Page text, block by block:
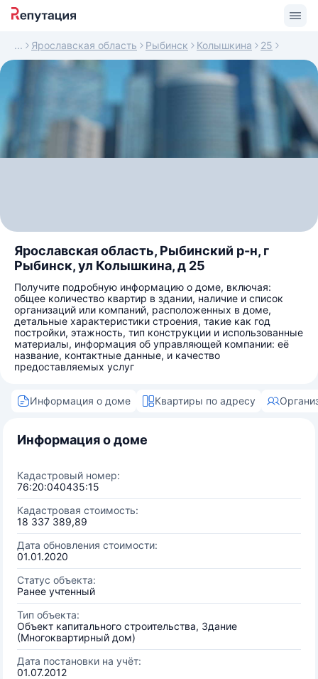
Ярославская область Рыбинск Колышкина 25
Ярославская область, Рыбинский р-н, г
Рыбинск, ул Колышкина, д 25
Получите подробную информацию о доме, включая:
общее количество квартир в здании, наличие и список
организаций или компаний, расположенных в доме,
детальные характеристики строения, такие как год
постройки, этажность, тип конструкции и использованные
материалы, информация об управляющей компании: её
название, контактные данные, и качество
предоставляемых услуг
Информация о доме Квартиры по адресу
Информация о доме
Кадастровый номер:
76:20:040435:15
Кадастровая стоимость:
18 337 389,89
Дата обновления стоимости:
01.01.2020
Статус объекта:
Ранее учтенный
Тип объекта:
Объект капитального строительства, Здание
(Многоквартирный дом)
Дата постановки на учёт:
01.07.2012